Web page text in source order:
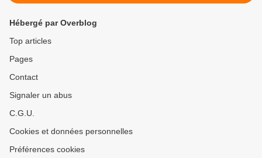
Hébergé par Overblog
Top articles
Pages
Contact
Signaler un abus
C.G.U.
Cookies et données personnelles
Préférences cookies